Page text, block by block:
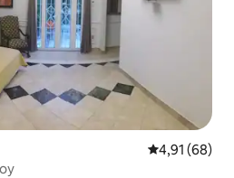
Gemiddelde
4,91 (68)